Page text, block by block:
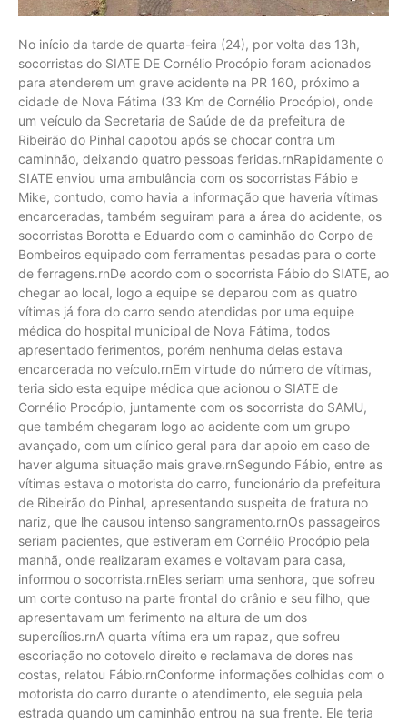
No início da tarde de quarta-feira (24), por volta das 13h,
socorristas do SIATE DE Cornélio Procópio foram acionados
para atenderem um grave acidente na PR 160, próximo a
cidade de Nova Fátima (33 Km de Cornélio Procópio), onde
um veículo da Secretaria de Saúde de da prefeitura de
Ribeirão do Pinhal capotou após se chocar contra um
caminhão, deixando quatro pessoas feridas.rnRapidamente o
SIATE enviou uma ambulância com os socorristas Fábio e
Mike, contudo, como havia a informação que haveria vítimas
encarceradas, também seguiram para a área do acidente, os
socorristas Borotta e Eduardo com o caminhão do Corpo de
Bombeiros equipado com ferramentas pesadas para o corte
de ferragens.rnDe acordo com o socorrista Fábio do SIATE, ao
chegar ao local, logo a equipe se deparou com as quatro
vítimas já fora do carro sendo atendidas por uma equipe
médica do hospital municipal de Nova Fátima, todos
apresentado ferimentos, porém nenhuma delas estava
encarcerada no veículo.rnEm virtude do número de vítimas,
teria sido esta equipe médica que acionou o SIATE de
Cornélio Procópio, juntamente com os socorrista do SAMU,
que também chegaram logo ao acidente com um grupo
avançado, com um clínico geral para dar apoio em caso de
haver alguma situação mais grave.rnSegundo Fábio, entre as
vítimas estava o motorista do carro, funcionário da prefeitura
de Ribeirão do Pinhal, apresentando suspeita de fratura no
nariz, que lhe causou intenso sangramento.rnOs passageiros
seriam pacientes, que estiveram em Cornélio Procópio pela
manhã, onde realizaram exames e voltavam para casa,
informou o socorrista.rnEles seriam uma senhora, que sofreu
um corte contuso na parte frontal do crânio e seu filho, que
apresentavam um ferimento na altura de um dos
supercílios.rnA quarta vítima era um rapaz, que sofreu
escoriação no cotovelo direito e reclamava de dores nas
costas, relatou Fábio.rnConforme informações colhidas com o
motorista do carro durante o atendimento, ele seguia pela
estrada quando um caminhão entrou na sua frente. Ele teria